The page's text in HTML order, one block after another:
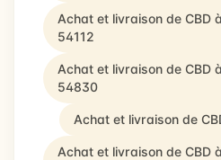
Achat et livraison de CBD
54112
Achat et livraison de CBD
54830
Achat et livraison de
Achat et livraison de CBD